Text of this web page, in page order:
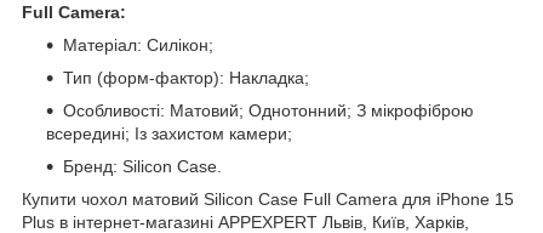
Full Camera:
Матеріал: Силікон;
Тип (форм-фактор): Накладка;
Особливості: Матовий; Однотонний; З мікрофіброю
всередині; Із захистом камери;
Бренд: Silicon Case.
Купити чохол матовий Silicon Case Full Camera для iPhone 15
Plus в інтернет-магазині APPEXPERT Львів, Київ, Харків,